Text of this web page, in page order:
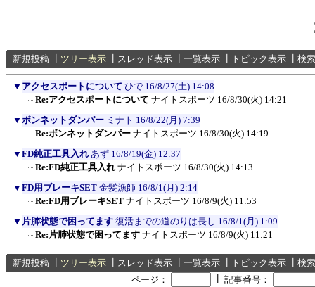
新規投稿 ツリー表示 スレッド表示 一覧表示 トピック表示 検索
▼ アクセスポートについて ひで 16/8/27(土) 14:08
Re:アクセスポートについて ナイトスポーツ 16/8/30(火) 14:21
▼ ボンネットダンパー ミナト 16/8/22(月) 7:39
Re:ボンネットダンパー ナイトスポーツ 16/8/30(火) 14:19
▼ FD純正工具入れ あず 16/8/19(金) 12:37
Re:FD純正工具入れ ナイトスポーツ 16/8/30(火) 14:13
▼ FD用ブレーキSET 金髪漁師 16/8/1(月) 2:14
Re:FD用ブレーキSET ナイトスポーツ 16/8/9(火) 11:53
▼ 片肺状態で困ってます 復活までの道のりは長し 16/8/1(月) 1:09
Re:片肺状態で困ってます ナイトスポーツ 16/8/9(火) 11:21
新規投稿 ツリー表示 スレッド表示 一覧表示 トピック表示
検索
ページ：
記事番号：